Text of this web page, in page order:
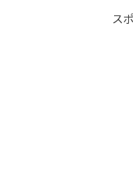
ス